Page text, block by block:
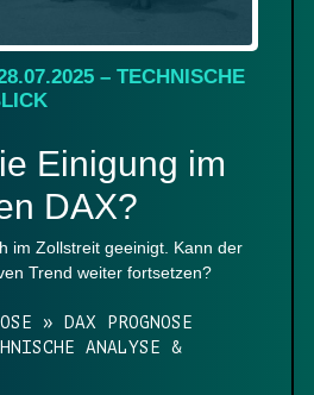
– TECHNISCHE
Einigung im
DAX?
im Zollstreit geeinigt. Kann der
Trend weiter fortsetzen?
»
DAX PROGNOSE
ANALYSE &